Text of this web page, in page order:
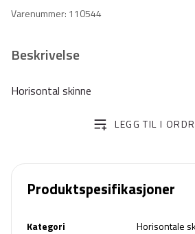
Varenummer: 110544
Beskrivelse
Horisontal skinne
LEGG TIL I
Produktspesifikasjoner
Kategori
Horisontale